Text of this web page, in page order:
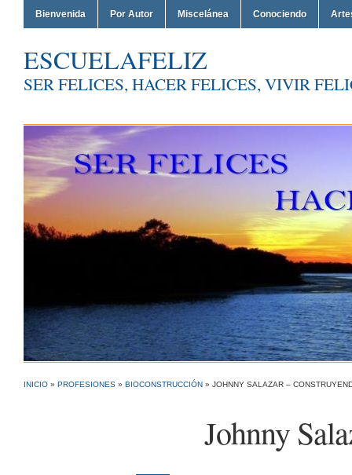
Bienvenida Por Autor Miscelánea Conociendo
ESCUELAFELIZ
SER FELICES, HACER FELICES, VIVIR
INICIO » PROFESIONES » BIOCONSTRUCCIÓN » JOHNNY SALAZAR –
Johnny